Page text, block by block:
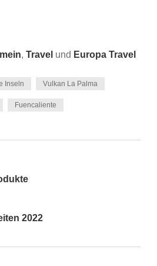
, Travel und Europa Travel
Inseln Vulkan La Palma
Fuencaliente
2022